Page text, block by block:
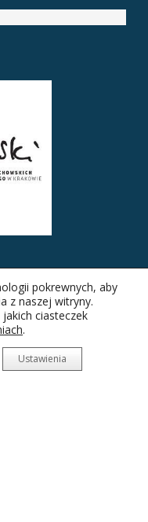
pokrewnych, aby
z naszej witryny.
ciasteczek
.
Ustawienia